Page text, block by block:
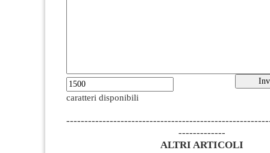
caratteri disponibili
-------------
ALTRI ARTICOLI